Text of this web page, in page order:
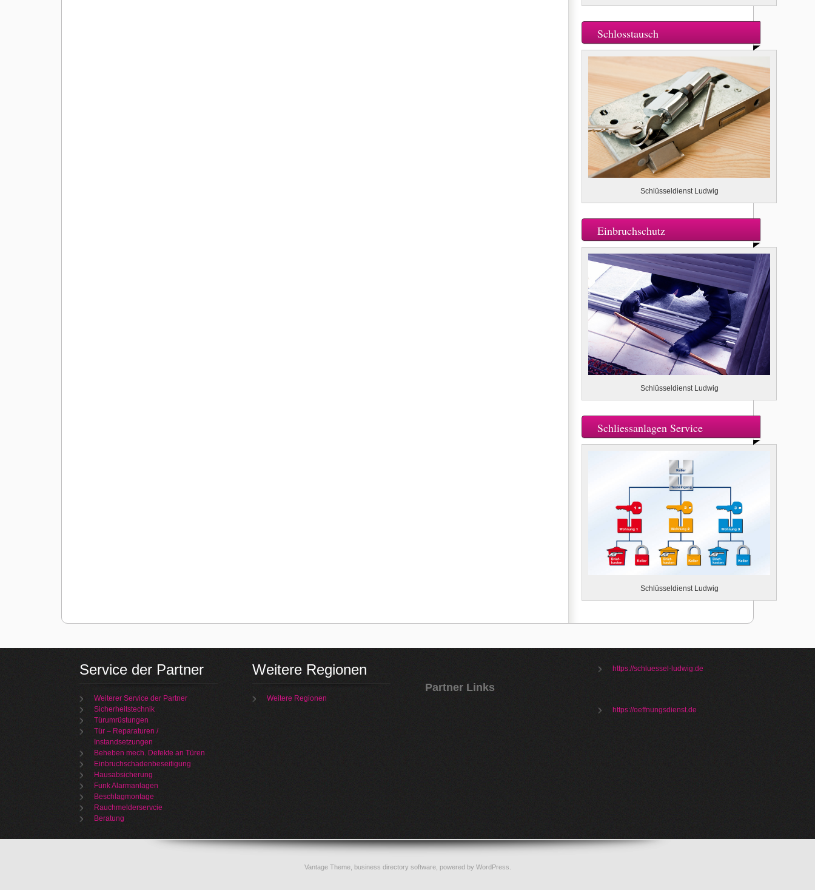
Schlosstausch
Schlüsseldienst Ludwig
Einbruchschutz
Schlüsseldienst Ludwig
Schliessanlagen Service
Schlüsseldienst Ludwig
Service der Partner
Weiterer Service der Partner
Sicherheitstechnik
Türumrüstungen
Tür – Reparaturen /
Instandsetzungen
Beheben mech. Defekte an Türen
Einbruchschadenbeseitigung
Hausabsicherung
Funk Alarmanlagen
Beschlagmontage
Rauchmelderservcie
Beratung
Weitere Regionen
Weitere Regionen
Partner Links
https://schluessel-ludwig.de
https://oeffnungsdienst.de
Vantage Theme, business directory software, powered by WordPress